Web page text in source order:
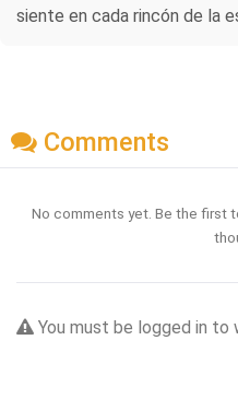
siente en cada rincón de la
Comments
No comments yet. Be the first
You must be logged in to